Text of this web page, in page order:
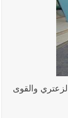
والقوى